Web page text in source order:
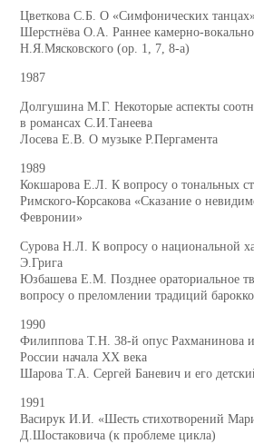
Цветкова С.Б. О «Симфонических
Шерстнёва О.А. Раннее камерно-
Н.Я.Мясковского (ор. 1, 7, 8-а)
1987
Долгушина М.Г. Некоторые аспекты
в романсах С.И.Танеева
Лосева Е.В. О музыке Р.Пергамента
1989
Кокшарова Е.Л. К вопросу о тональных
Римского-Корсакова «Сказание о
Февронии»
Сурова Н.Л. К вопросу о национальной
Э.Грига
Юзбашева Е.М. Позднее ораториальное
вопросу о преломлении традиций барокко
1990
Филиппова Т.Н. 38-й опус Рахманинова
России начала ХХ века
Шарова Т.А. Сергей Баневич и его
1991
Васирук И.И. «Шесть стихотворений
Д.Шостаковича (к проблеме цикла)